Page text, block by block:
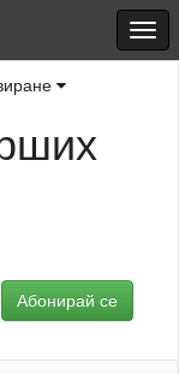
Абонирай се